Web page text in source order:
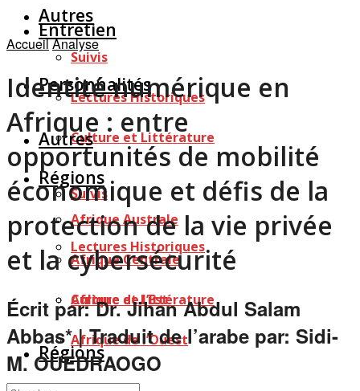
Autres
Suivis
Lectures Historiques
Culture et Littérature
Régions
Afrique Australe
Afrique Centrale
Afrique de l’Est
Afrique de l’Ouest
Entretien
Personnalités
Autres
Suivis
Lectures Historiques
Culture et Littérature
Régions
AccueilAnalyse
Identité numérique en
Afrique : entre
opportunités de mobilité
économique et défis de la
protection de la vie privée
et la cybersécurité
Écrit par: Dr. Jihan Abdul Salam
Abbas* | Traduit de l’arabe par: Sidi-
M. OUEDRAOGO